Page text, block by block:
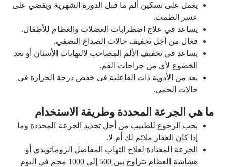
يعمل على تسكين ألم ما قبل الدورة الشهرية ويقضي على
عسر الطمث.
يساعد في علاج اضطرابات العضلات والعظام للأطفال.
فعال من أجل تخفيف حالات الصداع النصفي.
يساعد في تخفيف الألم المصاحب لالتهابات الأسنان أو بعد
الخضوع لأي من جراحات الفم.
يعد من الأدوية ذات الفاعلية في خفض درجة الحرارة في
حالات الحمى.
ما هي الجرعة المحددة وطريقة الاستخدام
يجب الرجوع للطبيب من أجل تحديد الجرعة المحددة وما
إذا كان العقار ملائم لك أم لا.
الجرعة المعتادة لعلاج التهاب المفاصل الروماتويدي أو
هشاشة العظام تتراوح بين 500 إلى 1000 مجم في اليوم